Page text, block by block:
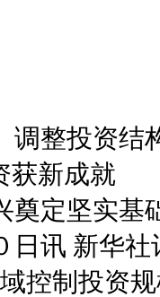
整投资结
获新成就
奠定坚实基
日讯 新华
控制投资